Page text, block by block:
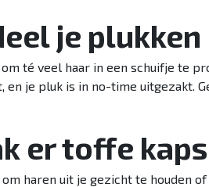
je plukken
té veel haar in een schuifje te
en je pluk is in no-time uitgezakt.
er toffe
haren uit je gezicht te houden